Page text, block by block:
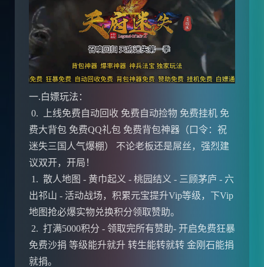
一.白嫖玩法：
0. 上线免费自动回收 免费自动捡物 免费挂机 免
费大背包 免费QQ礼包 免费背包神器（口令：祝
迷失三国人气爆棚） 不论老板还是屌丝，强烈建
议双开，开局！
1. 散人地图 - 黄巾起义 - 桃园结义 - 三顾茅庐 - 六
出祁山 - 活动战场，积累元宝提升Vip等级，下Vip
地图抢必爆实物兑换积分领取赞助。
2. 打满5000积分 - 领取完所有赞助- 开启免费狂暴
免费沙捐 等级能升就升 转生能转就转 金刚石能捐
就捐。